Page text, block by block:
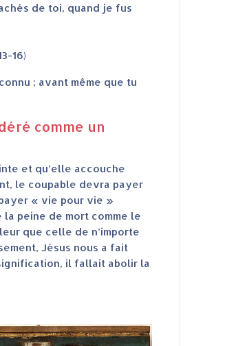
de toi, quand je fus
16)
; avant même que tu
comme un
et qu’elle accouche
le coupable devra payer
« vie pour vie »
la peine de mort comme le
que celle de n’importe
Jésus nous a fait
il fallait abolir la